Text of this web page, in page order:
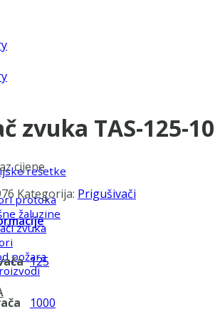
rešetke
protoka
žaluzine
zvuka
požara
zvuka TAS-125-
cijene
Kategorija: Prigušivači
125
1000